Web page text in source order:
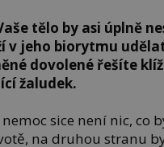
tělo by asi úplně
v jeho biorytmu
dovolené řešíte
žaludek.
sice není nic, co
na druhou stranu